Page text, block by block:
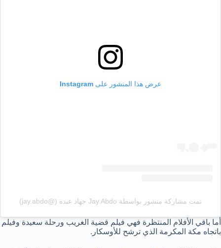
عرض هذا المنشور على Instagram
تمت مشاركة منشور بواسطة ‏‎Jay Abdo جهاد عبده‎‏ (@‏‎jay.abdo‎‏)
أما باقي الأفلام المنتظرة فهي فيلم قضية الغريب ورحلة سعيدة وفيلم
باتجاه مكة المكرمة الذي ترشح للأوسكار.